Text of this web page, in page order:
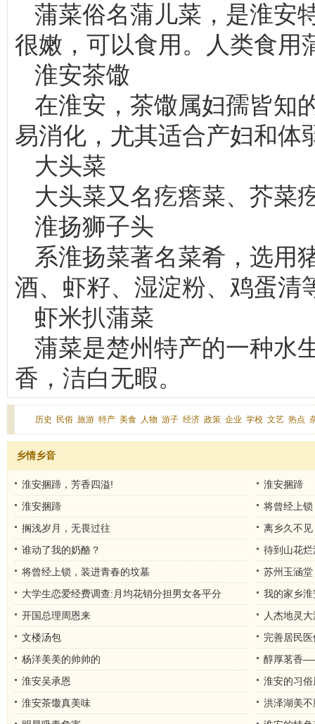
蒲菜俗名蒲儿菜，是淮安
很嫩，可以食用。人类食用
淮安茶馓
在淮安，茶馓属妇孺皆知
易消化，尤其适合产妇和体
大头菜
大头菜又名疙瘩菜、芥菜
淮扬狮子头
系淮扬菜著名菜肴，选用
酒、虾籽、湿淀粉、鸡蛋清
虾米扒蒲菜
蒲菜是楚州特产的一种水
香，洁白无暇。
历史 民俗 旅游 特产 美食 人物 游子 经济 政策 企业 学校 文艺 热点
乡情乡音
淮安捆蹄，芳香四溢!
淮安捆蹄
淮安捆蹄
将曾经上
搁浅岁月，无畏过往
离乡久不
谁动了我的奶酪？
待到山花
将曾经上锁，装进青春的坟墓
苏州玉涵堂
大学生恋爱经费调查:月均花销分担男女各平分
我的家乡淮
开国总理周恩来
人杰地灵
文楼汤包
完善居民
杨洋美美的帅帅的
醇厚茗香
淮安吴承恩
淮安的习俗
淮安茶馓真美味
洪泽湖美不